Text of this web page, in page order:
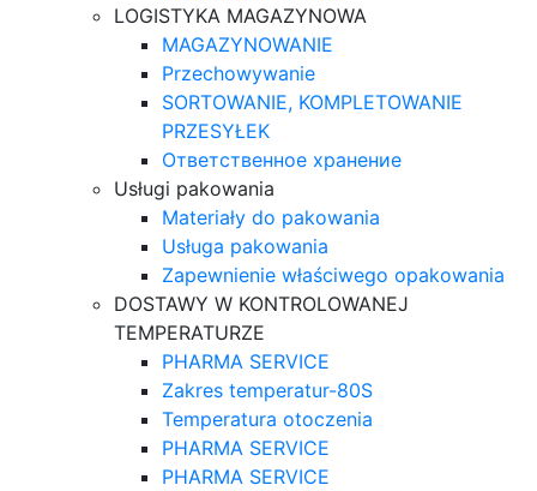
LOGISTYKA MAGAZYNOWA
MAGAZYNOWANIE
Przechowywanie
SORTOWANIE, KOMPLETOWANIE
PRZESYŁEK
Ответственное хранение
Usługi pakowania
Materiały do pakowania
Usługa pakowania
Zapewnienie właściwego opakowania
DOSTAWY W KONTROLOWANEJ
TEMPERATURZE
PHARMA SERVICE
Zakres temperatur-80S
Temperatura otoczenia
PHARMA SERVICE
PHARMA SERVICE